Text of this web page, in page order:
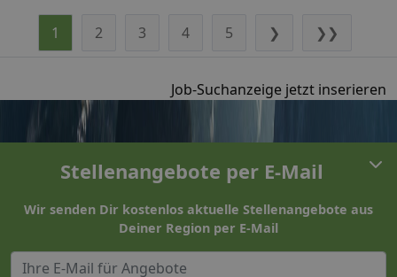
1 2 3 4 5 ❯ ❯❯
Job-Suchanzeige jetzt inserieren
Stellenangebote per E-Mail
Wir senden Dir kostenlos aktuelle Stellenangebote aus
Deiner Region per E-Mail